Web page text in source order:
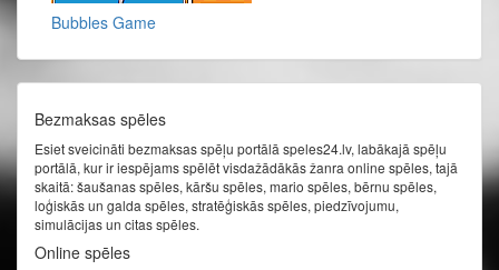
Bubbles Game
Bezmaksas spēles
Esiet sveicināti bezmaksas spēļu portālā speles24.lv, labākajā spēļu
portālā, kur ir iespējams spēlēt visdažādākās žanra online spēles, tajā
skaitā: šaušanas spēles, kāršu spēles, mario spēles, bērnu spēles,
loģiskās un galda spēles, stratēģiskās spēles, piedzīvojumu,
simulācijas un citas spēles.
Online spēles